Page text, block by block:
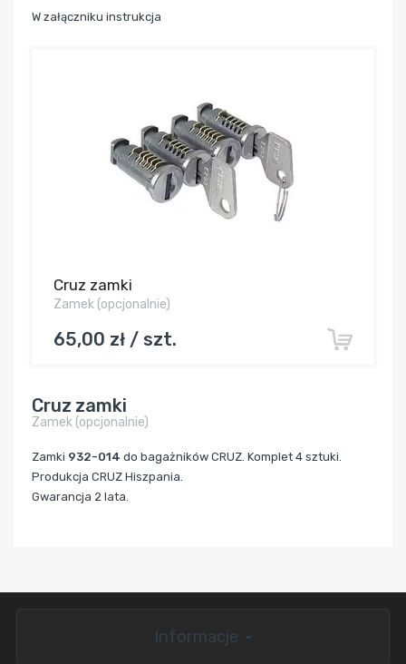
W załączniku instrukcja
Cruz zamki
Zamek (opcjonalnie)
65,00 zł / szt.
Cruz zamki
Zamek (opcjonalnie)
Zamki 932-014 do bagażników CRUZ. Komplet 4 sztuki.
Produkcja CRUZ Hiszpania.
Gwarancja 2 lata.
Informacje